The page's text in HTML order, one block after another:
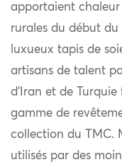
apportaient chaleur
rurales du début du
luxueux tapis de
artisans de talent
d’Iran et de
gamme de
collection du TMC.
utilisés par des